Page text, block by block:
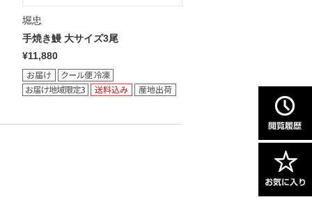
堀忠
手焼き鰻 大サイズ3尾
¥11,880